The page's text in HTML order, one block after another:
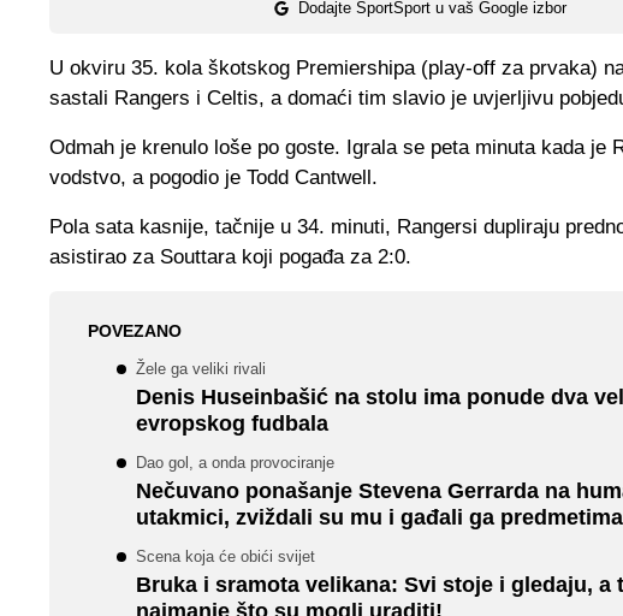
Dodajte SportSport u vaš Google izbor
U okviru 35. kola škotskog Premiershipa (play-off za prvaka)
sastali Rangers i Celtis, a domaći tim slavio je uvjerljivu
Odmah je krenulo loše po goste. Igrala se peta minuta kada je
vodstvo, a pogodio je Todd Cantwell.
Pola sata kasnije, tačnije u 34. minuti, Rangersi dupliraju
asistirao za Souttara koji pogađa za 2:0.
POVEZANO
Žele ga veliki rivali
Denis Huseinbašić na stolu ima ponude dva
evropskog fudbala
Dao gol, a onda provociranje
Nečuvano ponašanje Stevena Gerrarda na
utakmici, zviždali su mu i gađali ga predmetima
Scena koja će obići svijet
Bruka i sramota velikana: Svi stoje i gledaju, a
najmanje što su mogli uraditi!